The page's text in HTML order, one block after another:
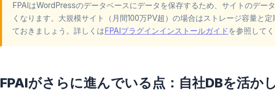
FPAIはWordPressのデータベースにデータを保存するため、サイトのデー
くなります。大規模サイト（月間100万PV超）の場合はストレージ容量と
ておきましょう。詳しくはFPAIプラグインインストールガイド を参照してく
FPAIがさらに進んでいる点：自社DBを活か